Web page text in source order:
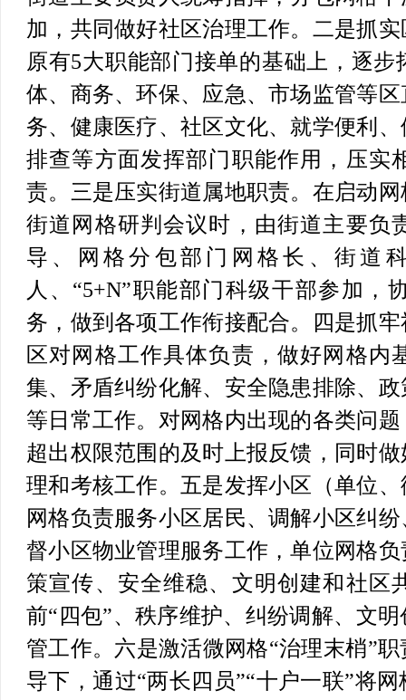
加，共同做好社区治理工作。 二是抓
原有5大职能部门接单的基础上，逐
体、商务、环保、应急、市场监管等
务、健康医疗、社区文化、就学便利
排查等方面发挥部门职能作用，压实
责。 三是压实街道属地职责。 在启动
街道网格研判会议时，由街道主要负
导、网格分包部门网格长、街道
人、“5+N”职能部门科级干部参加，
务，做到各项工作衔接配合。
四是抓
区对网格工作具体负责，做好网格内
集、矛盾纠纷化解、安全隐患排除、
等日常工作。对网格内出现的各类问
超出权限范围的及时上报反馈，同时
理和考核工作。 五是发挥小区（单位
网格负责服务小区居民、调解小区纠
督小区物业管理服务工作，单位网格
策宣传、安全维稳、文明创建和社区
前“四包”、秩序维护、纠纷调解、文
管工作。 六是激活微网格“治理末梢”职
导下，通过“两长四员”“十户一联”将